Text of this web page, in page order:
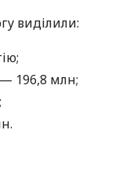
виділили:
196,8 млн;